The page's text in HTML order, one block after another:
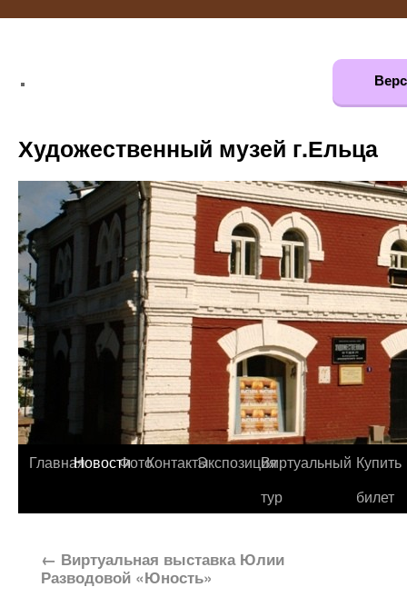
Художественный музей г.Ельца
ГлавнаяНовостиФотоКонтактыЭкспозицияВиртуальный
тур
Купить
билет
← Виртуальная выставка Юлии
Разводовой «Юность»